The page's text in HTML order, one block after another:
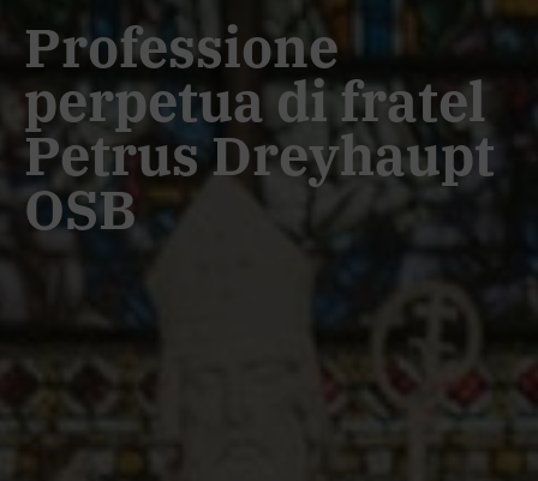
Professione
perpetua di fratel
Petrus Dreyhaupt
OSB